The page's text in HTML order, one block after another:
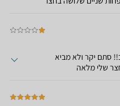
סתם יקר ולא מביא
שלי מלאה